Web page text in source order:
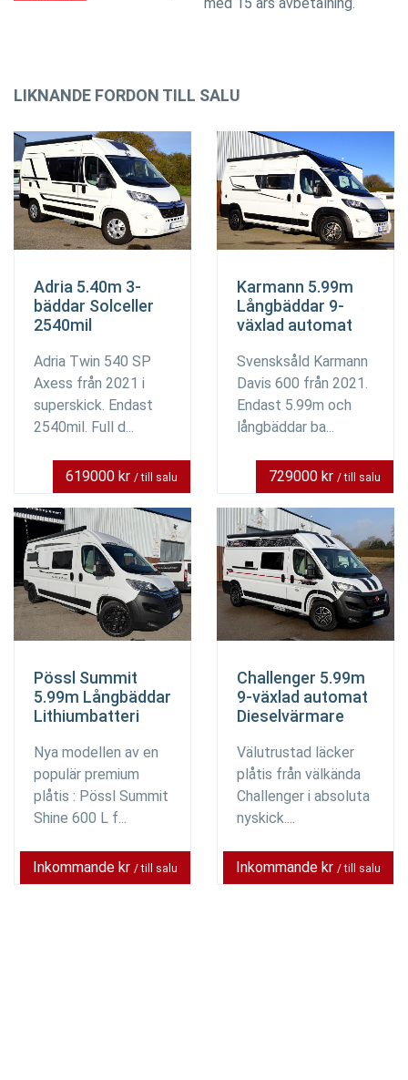
LIKNANDE FORDON TILL SALU
Adria 5.40m 3-
bäddar Solceller
2540mil
Adria Twin 540 SP
Axess från 2021 i
superskick. Endast
2540mil. Full d...
619000 kr / till salu
Karmann 5.99m
Långbäddar 9-
växlad automat
Svensksåld Karmann
Davis 600 från 2021.
Endast 5.99m och
långbäddar ba...
729000 kr / till salu
Pössl Summit
5.99m Långbäddar
Lithiumbatteri
Nya modellen av en
populär premium
plåtis : Pössl Summit
Shine 600 L f...
Inkommande kr / till salu
Challenger 5.99m
9-växlad automat
Dieselvärmare
Välutrustad läcker
plåtis från välkända
Challenger i absoluta
nyskick....
Inkommande kr / till salu